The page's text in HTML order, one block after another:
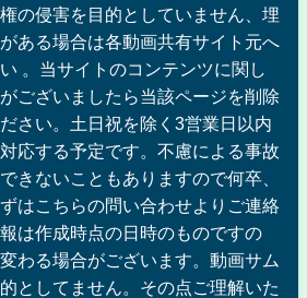
の侵害を目的としていません、埋
ある場合は各動画共有サイト元へ
。当サイトのコンテンツに関し
ございましたら当該ページを削除
さい。土日祝を除く3営業日以内
応する予定です。不慮による事故
きないこともありますので何卒、
はこちらの問い合わせよりご連絡
は作成時点の日時のものですの
わる場合がございます。動画サム
としてません。その点ご理解いた